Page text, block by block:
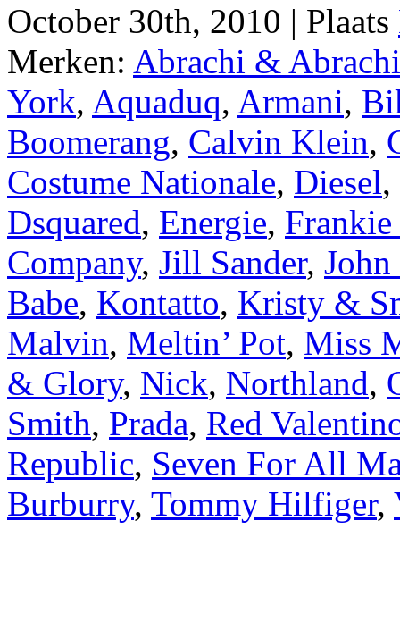
October 30th, 2010 | Plaats
Merken: Abrachi & Abrachi
York, Aquaduq, Armani,
Boomerang, Calvin Klein,
Costume Nationale, Diesel,
Dsquared, Energie,
Company, Jill Sander,
Babe, Kontatto, Kristy &
Malvin, Meltin’ Pot, Miss
& Glory, Nick, Northland,
Smith, Prada, Red
Republic, Seven For All
Burburry, Tommy Hilfiger,